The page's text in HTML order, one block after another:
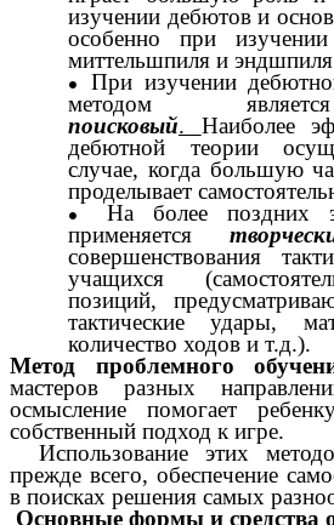
изучении дебютов и
особенно при
миттельшпиля и
При изучении
методом
поисковый. Наиболее
дебютной теории
случае, когда большую
проделывает
На более поздних
применяется
совершенствования
учащихся
позиций,
тактические удары,
количество ходов и т.д.).
Метод проблемного
мастеров разных
осмысление помогает
собственный подход к игре.
Использование этих
прежде всего, обеспечение
в поисках решения самых
Основные формы и средства